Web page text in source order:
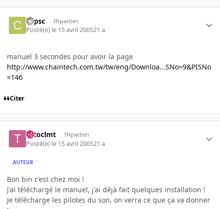
copsc INpactien
Posté(e) le 15 avril 200521 a
manuel 3 secondes pour avoir la page
http://www.chaintech.com.tw/tw/eng/Downloa...SNo=9&PISNo
=146
Citer
totoclmt INpactien
Posté(e) le 15 avril 200521 a
AUTEUR
Bon bin c'est chez moi !
J'ai téléchargé le manuel, j'ai déjà fait quelques installation !
Je télécharge les pilotes du son, on verra ce que ça va donner